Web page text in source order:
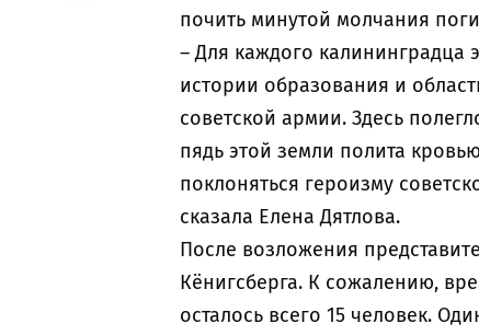
почить минутой молчания
– Для каждого калининградца
истории образования и
советской армии. Здесь
пядь этой земли полита
поклоняться героизму
сказала Елена Дятлова.
После возложения
Кёнигсберга. К сожалению,
осталось всего 15 человек.